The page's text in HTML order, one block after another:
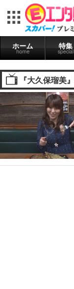
ホーム
home
特集
special
『大久保瑠美